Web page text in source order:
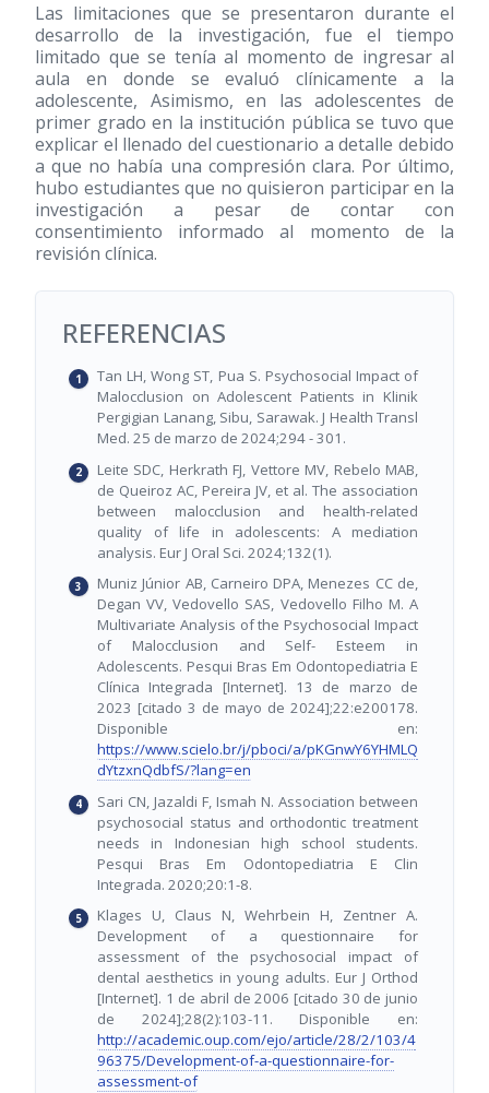
Las limitaciones que se presentaron durante el
desarrollo de la investigación, fue el tiempo
limitado que se tenía al momento de ingresar al
aula en donde se evaluó clínicamente a la
adolescente, Asimismo, en las adolescentes de
primer grado en la institución pública se tuvo que
explicar el llenado del cuestionario a detalle debido
a que no había una compresión clara. Por último,
hubo estudiantes que no quisieron participar en la
investigación a pesar de contar con
consentimiento informado al momento de la
revisión clínica.
REFERENCIAS
Tan LH, Wong ST, Pua S. Psychosocial Impact of
Malocclusion on Adolescent Patients in Klinik
Pergigian Lanang, Sibu, Sarawak. J Health Transl
Med. 25 de marzo de 2024;294 - 301.
Leite SDC, Herkrath FJ, Vettore MV, Rebelo MAB,
de Queiroz AC, Pereira JV, et al. The association
between malocclusion and health-related
quality of life in adolescents: A mediation
analysis. Eur J Oral Sci. 2024;132(1).
Muniz Júnior AB, Carneiro DPA, Menezes CC de,
Degan VV, Vedovello SAS, Vedovello Filho M. A
Multivariate Analysis of the Psychosocial Impact
of Malocclusion and Self- Esteem in
Adolescents. Pesqui Bras Em Odontopediatria E
Clínica Integrada [Internet]. 13 de marzo de
2023 [citado 3 de mayo de 2024];22:e200178.
Disponible en:
https://www.scielo.br/j/pboci/a/pKGnwY6YHMLQ
dYtzxnQdbfS/?lang=en
Sari CN, Jazaldi F, Ismah N. Association between
psychosocial status and orthodontic treatment
needs in Indonesian high school students.
Pesqui Bras Em Odontopediatria E Clin
Integrada. 2020;20:1-8.
Klages U, Claus N, Wehrbein H, Zentner A.
Development of a questionnaire for
assessment of the psychosocial impact of
dental aesthetics in young adults. Eur J Orthod
[Internet]. 1 de abril de 2006 [citado 30 de junio
de 2024];28(2):103-11. Disponible en:
http://academic.oup.com/ejo/article/28/2/103/4
96375/Development-of-a-questionnaire-for-
assessment-of